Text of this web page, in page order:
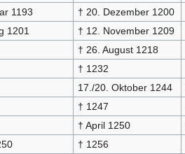
1193
† 20. Dezember 1200
1201
† 12. November 1209
† 26. August 1218
† 1232
17./20. Oktober 1244
† 1247
† April 1250
† 1256